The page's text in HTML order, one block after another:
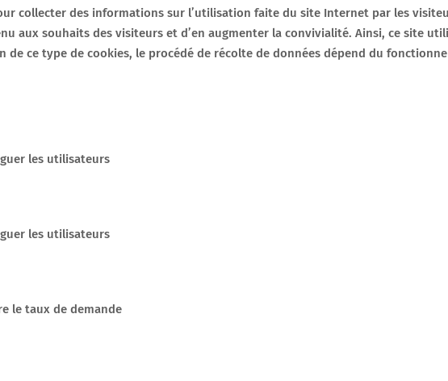
collecter des informations sur l’utilisation faite du site Internet par les
aux souhaits des visiteurs et d’en augmenter la convivialité. Ainsi, ce site
de ce type de cookies, le procédé de récolte de données dépend du
les utilisateurs
les utilisateurs
le taux de demande